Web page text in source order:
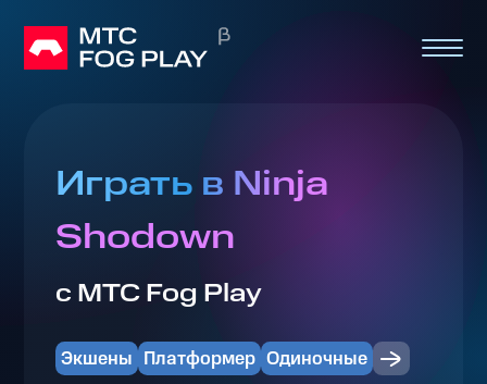
Играть в Ninja
Shodown
с МТС Fog Play
Экшены Платформер Одиночные